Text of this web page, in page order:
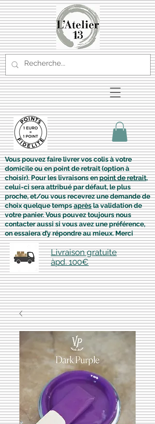
Vous pouvez faire livrer vos colis à votre
domicile ou en point de retrait (option à
choisir). Pour les livraisons enpoint de retrait,
celui-ci sera attribué par défaut, le plus
proche, et/ou vous recevrez une demande de
choix quelque tempsaprèsla validation de
votre panier. Vous pouvez toujours nous
contacter aussi si vous avez une préférence,
on essaiera d’y répondre au mieux. Merci
Livraison gratuite
àpd. 100€